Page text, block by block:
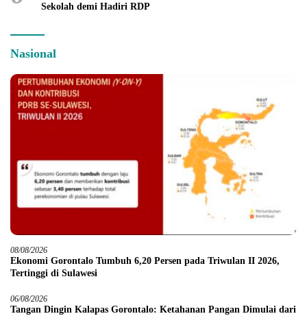
Sekolah demi Hadiri RDP
Nasional
08/08/2026
Ekonomi Gorontalo Tumbuh 6,20 Persen pada Triwulan II 2026,
Tertinggi di Sulawesi
06/08/2026
Tangan Dingin Kalapas Gorontalo: Ketahanan Pangan Dimulai dari